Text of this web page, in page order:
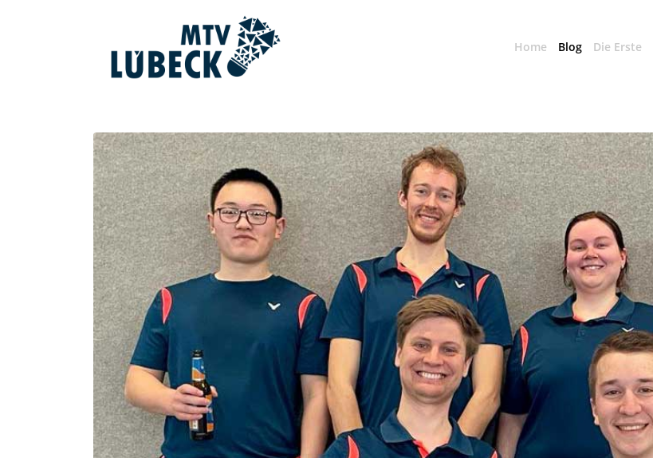
Home Blog Die Erste